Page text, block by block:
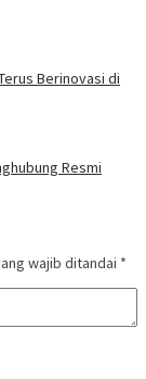
Berinovasi di
Resmi
wajib ditandai *